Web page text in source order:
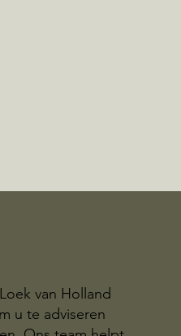
van Holland
u te adviseren